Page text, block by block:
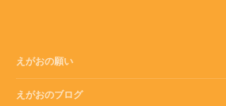
えがおの願い
えがおのブログ